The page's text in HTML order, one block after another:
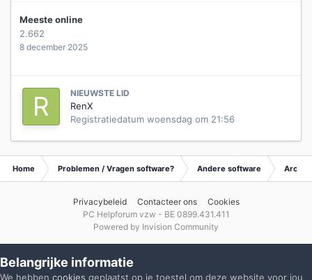
Meeste online
2.662
8 december 2025
NIEUWSTE LID
RenX
Registratiedatum woensdag om 21:56
Home Problemen / Vragen software? Andere software
Privacybeleid Contacteer ons
Cookies
PC Helpforum vzw - BE 0899.431.411
Powered by Invision Community
Belangrijke informatie
We hebben cookies geplaatst op je toestel om deze website voor jou